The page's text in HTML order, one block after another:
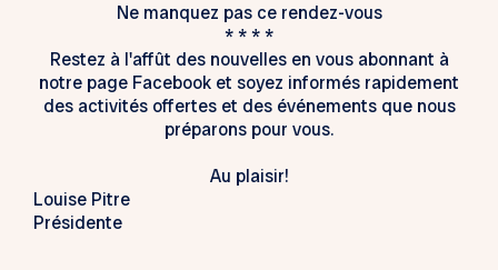
Ne manquez pas ce rendez-vous
* * * *
Restez à l'affût des nouvelles en vous abonnant à
notre page Facebook et soyez informés rapidement
des activités offertes et des événements que nous
préparons pour vous.
Au plaisir!
Louise Pitre
Présidente